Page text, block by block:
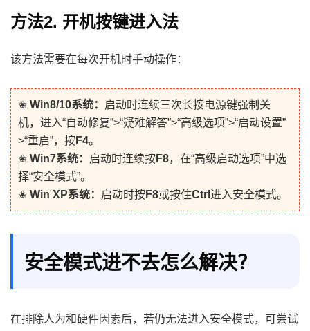
方法2. 开机按键进入法
该方法需要在每次开机时手动操作：
✬ Win8/10系统： 启动时连续三次长按电源键强制关
机，进入“自动修复”>“疑难解答”>“高级选项”>“启动设置”
>“重启”，按F4。
✬ Win7系统： 启动时连续按F8，在“高级启动选项”中选
择“安全模式”。
✬ Win XP系统： 启动时按F8或按住Ctrl 进入安全模式。
安全模式进不去怎么解决？
在排除人为和硬件因素后，若仍无法进入安全模式，可尝试